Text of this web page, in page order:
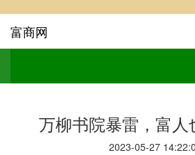
富商网
万柳书院暴雷，富人
2023-05-27